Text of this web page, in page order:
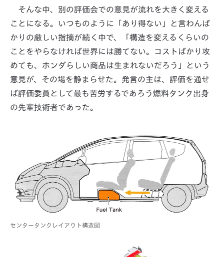
そんな中、別の評価会での意見が流れを大きく変える
ことになる。いつものように「あり得ない」と言わんば
かりの厳しい指摘が続く中で、「構造を変えるくらいの
ことをやらなければ世界には勝てない。コストばかり攻
めても、ホンダらしい商品は生まれないだろう」という
意見が、その場を静まらせた。発言の主は、評価を通せ
ば評価委員として最も苦労するであろう燃料タンク出身
の先輩技術者であった。
センタータンクレイアウト構造図